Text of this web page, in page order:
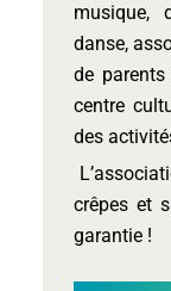
musique,
danse,
de parents
centre
des
crêpes et
garantie !